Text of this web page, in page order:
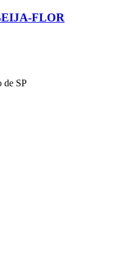
FLOR
de SP